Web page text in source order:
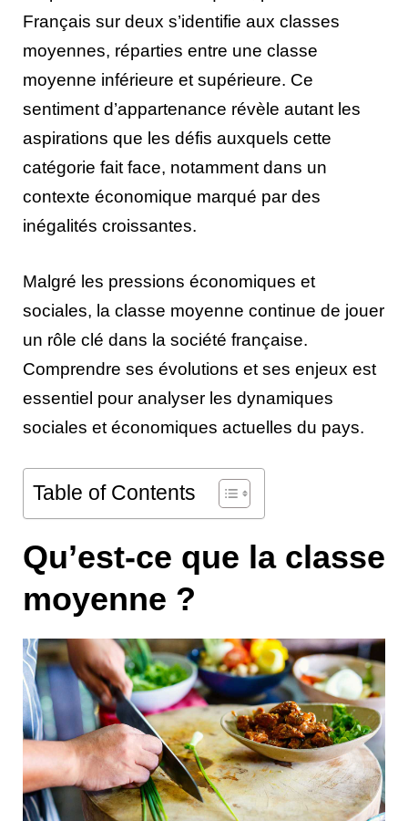
Français sur deux s’identifie aux classes
moyennes, réparties entre une classe
moyenne inférieure et supérieure. Ce
sentiment d’appartenance révèle autant les
aspirations que les défis auxquels cette
catégorie fait face, notamment dans un
contexte économique marqué par des
inégalités croissantes.
Malgré les pressions économiques et
sociales, la classe moyenne continue de jouer
un rôle clé dans la société française.
Comprendre ses évolutions et ses enjeux est
essentiel pour analyser les dynamiques
sociales et économiques actuelles du pays.
Table of Contents
Qu’est-ce que la classe
moyenne ?